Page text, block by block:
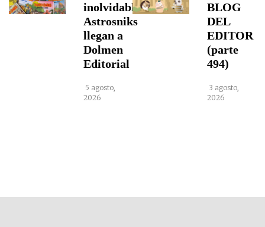
inolvidables
Astrosniks
llegan a
Dolmen
Editorial
5 agosto,
2026
BLOG
DEL
EDITOR
(parte
494)
3 agosto,
2026